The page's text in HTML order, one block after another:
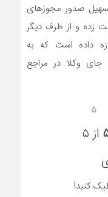
صدور مجوز‌های
زده و از طرف دیگر
داده است که به
وکلا در مراجع
۵
از ۵
کنید!